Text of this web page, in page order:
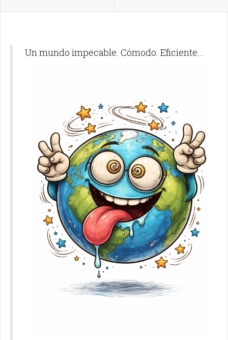
Un mundo impecable. Cómodo. Eficiente...